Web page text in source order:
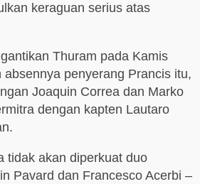
keraguan serius atas
Thuram pada Kamis
absennya penyerang Prancis itu,
Joaquin Correa dan Marko
dengan kapten Lautaro
tidak akan diperkuat duo
Pavard dan Francesco Acerbi –